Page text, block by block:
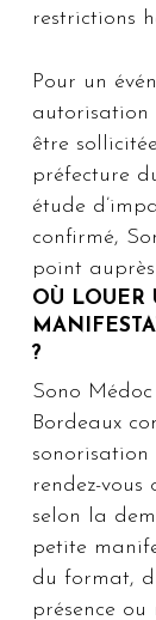
restrictions
Pour un
autorisation
être
préfecture
étude
confirmé,
point
OÙ LOUER
?
Sono
Bordeaux
rendez-vous
selon la
petite
du format,
présence ou